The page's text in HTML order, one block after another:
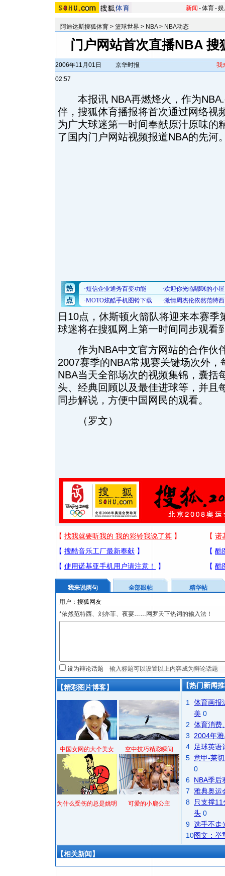
新闻 -体育-
阿迪达斯搜狐体育 > 篮球世界 > NBA> NBA动态
门户网站首次直播NBA 搜
2006年11月01日
02:57
京华时报 我
本报讯 NBA再燃烽火，作为
伴，搜狐体育播报将首次通过网络视
为广大球迷第一时间奉献原汁原味的
了国内门户网站视频报道NBA的先河
日10点，休斯顿火箭队将迎来本赛季
球迷将在搜狐网上第一时间同步观看
作为NBA中文官方网站的合作伙
2007赛季的NBA常规赛关键场次外
NBA当天全部场次的视频集锦，囊括
头、经典回顾以及最佳进球等，并且
同步解说，方便中国网民的观看。
（罗文）
我来说两句 全部跟帖
精华帖
用户：
*依然范特西、刘亦菲、夜宴……网罗天下热词的输入法！
设为辩论话题
【精彩图片博客】
中国女网的大个美女 空中技巧精彩瞬间
为什么受伤的总是姚明 可爱的小鹿公主
【热门新闻
1
体育画报
美 0
2 体育消费
3
2004年
4
足球英语
5 意甲-莱
0
6 NBA季后
7
雅典奥运
8
只支撑
头 0
9 选手不走
10图文：举
【相关新闻】